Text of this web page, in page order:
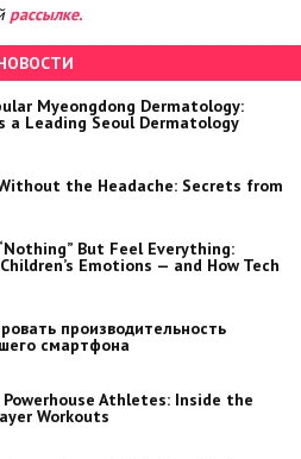
рассылке.
Myeongdong Dermatology:
a Leading Seoul Dermatology
the Headache: Secrets from
But Feel Everything:
Emotions — and How Tech
производительность
смартфона
Athletes: Inside the
Workouts